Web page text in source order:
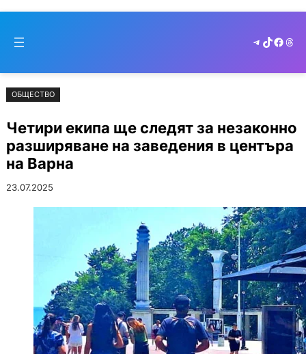
съдържанието
to
Telegram
TikTok
ОБЩЕСТВО
Четири екипа ще следят за незаконно
разширяване на заведения в центъра
на Варна
23.07.2025